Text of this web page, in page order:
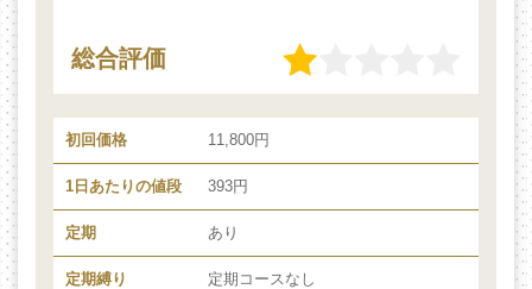
総合評価
初回価格 11,800円
1日あたりの値段 393円
定期 あり
定期縛り 定期コースなし